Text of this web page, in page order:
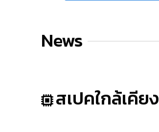
News
สเปคใกล้เคียง